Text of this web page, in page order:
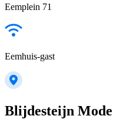
Eemplein 71
Eemhuis-gast
Blijdesteijn Mode